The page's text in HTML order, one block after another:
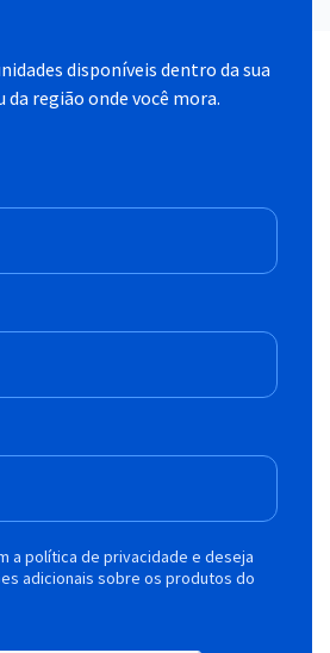
disponíveis dentro da sua
da região onde você mora.
a política de privacidade e deseja
adicionais sobre os produtos do